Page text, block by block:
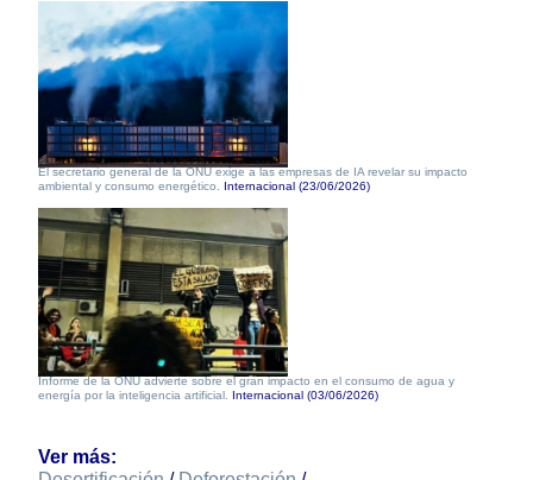
El secretario general de la ONU exige a las empresas de IA revelar su impacto
ambiental y consumo energético. Internacional (23/06/2026)
Informe de la ONU advierte sobre el gran impacto en el consumo de agua y
energía por la inteligencia artificial. Internacional (03/06/2026)
Ver más: